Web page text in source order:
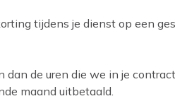
tijdens je dienst op een
dan de uren die we in je
maand uitbetaald.